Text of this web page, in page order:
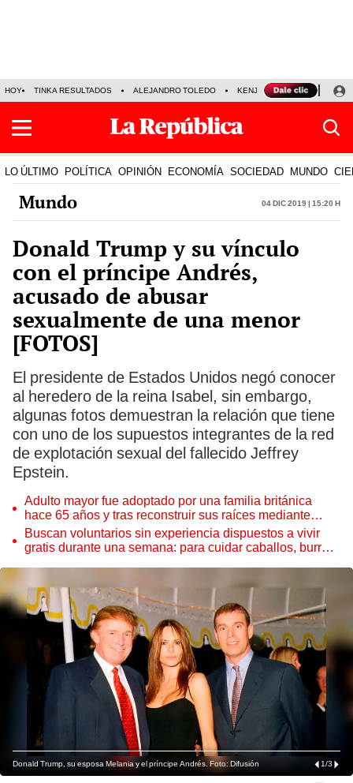
HOY TINKA RESULTADOS ALEJANDRO TOLEDO KENJI FUJIMORI
LO ÚLTIMO POLÍTICA OPINIÓN ECONOMÍA SOCIEDAD MUNDO
Mundo 04 Dic 2019 | 15:20 h
Donald Trump y su vínculo
con el príncipe Andrés,
acusado de abusar
sexualmente de una menor
[FOTOS]
El presidente de Estados Unidos negó conocer
al heredero de la reina Isabel, sin embargo,
algunas fotos demuestran la relación que tiene
con uno de los supuestos integrantes de la red
de explotación sexual del fallecido Jeffrey
Epstein.
Adulto mayor fue adoptado por una familia británica
hace 65 años y tras reconstruir sus raíces mediante
ADN ocurre lo inesperado: “Fue como encontrar una
aguja en un pajar”
Buscan voluntarios sin experiencia dispuestos a vivir
gratis durante una semana: para cuidar caballos, burros
Donald Trump, su esposa Melania y el príncipe Andrés. Foto: Difusión 1/3